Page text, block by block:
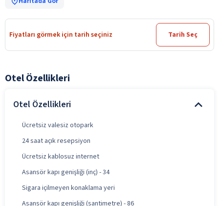
Fiyatları görmek için tarih seçiniz Tarih Seç
Otel Özellikleri
Otel Özellikleri
Ücretsiz valesiz otopark
24 saat açık resepsiyon
Ücretsiz kablosuz internet
Asansör kapı genişliği (inç) - 34
Sigara içilmeyen konaklama yeri
Asansör kapı genişliği (santimetre) - 86